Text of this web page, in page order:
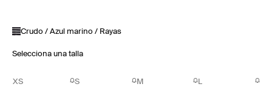
Crudo / Azul marino / Rayas
Selecciona una talla
XS S M L